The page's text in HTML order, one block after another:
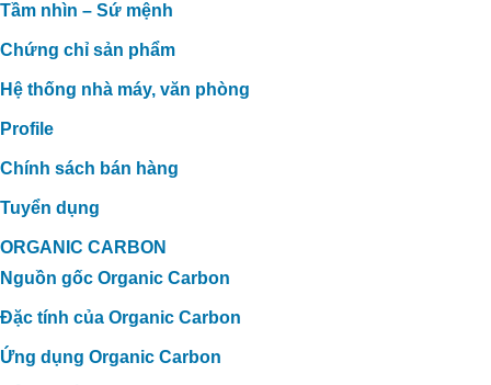
Tầm nhìn – Sứ mệnh
Chứng chỉ sản phẩm
Hệ thống nhà máy, văn phòng
Profile
Chính sách bán hàng
Tuyển dụng
ORGANIC CARBON
Nguồn gốc Organic Carbon
Đặc tính của Organic Carbon
Ứng dụng Organic Carbon